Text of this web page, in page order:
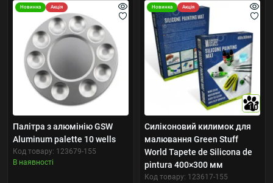
Новинка Акція
Палітра з алюмінію GSW
Aluminum palette 10 wells
Код товару: 123679-155
В наявності
Новинка Акція
10
Силіконовий килимок для
малювання Green Stuff
World Tapete de Silicona de
pintura 400×300 мм
Код товару: 123617-155